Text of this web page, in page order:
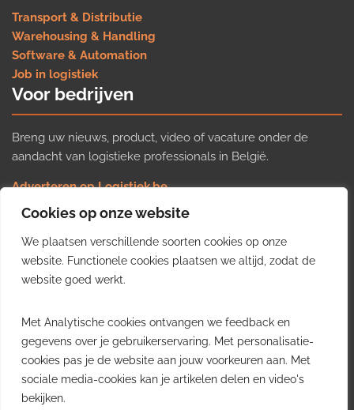
Cookies op onze website
We plaatsen verschillende soorten cookies op onze
website. Functionele cookies plaatsen we altijd, zodat de
website goed werkt.
Met Analytische cookies ontvangen we feedback en
gegevens over je gebruikerservaring. Met personalisatie-
cookies pas je de website aan jouw voorkeuren aan. Met
sociale media-cookies kan je artikelen delen en video's
bekijken.
Transport & Distributie
Warehousing & Handling
Software & Automation
Job in logistiek
Voor bedrijven
Breng uw nieuws, product, video of vacature onder de
aandacht van logistieke professionals in België.
Adverteren op Logistiek.be
Nieuws insturen
Uw video op Logistiek.TV
Job plaatsen
Gratis wekelijkse update
inzichten uit de Belgische logistieke sector in uw inbox.
Ontvang je gratis
wekelijkse update